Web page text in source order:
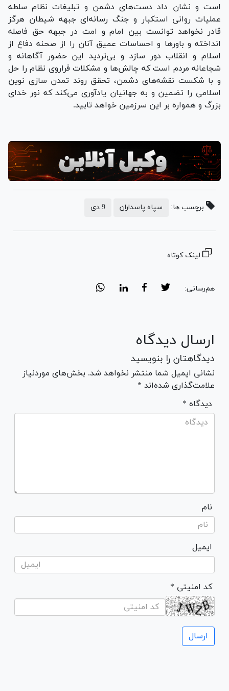
است و نشان داد دست‌های دشمن و تبلیغات نظام سلطه
عملیات روانی استکبار و جنگ رسانه‌ای جبهه شیطان هرگز
قادر نخواهد توانست بین امام و امت در جبهه حق فاصله
انداخته و باور‌ها و احساسات عمیق آنان را از صحنه دفاع از
اسلام و انقلاب دور سازد و بی‌تردید این حضور آگاهانه و
شجاعانه مردم است که چالش‌ها و مشکلات فراروی نظام را حل
و با شکست نقشه‌های دشمن، تحقق روند تمدن سازی نوین
اسلامی را تضمین و به جهانیان یادآوری می‌کند که نور خدای
بزرگ و همواره بر این سرزمین خواهد تابید.
برچسب ها: سپاه پاسداران 9 دی
لینک کوتاه
هم‌رسانی:
ارسال دیدگاه
دیدگاهتان را بنویسید
نشانی ایمیل شما منتشر نخواهد شد. بخش‌های موردنیاز
علامت‌گذاری شده‌اند *
* دیدگاه
نام
ایمیل
* کد امنیتی